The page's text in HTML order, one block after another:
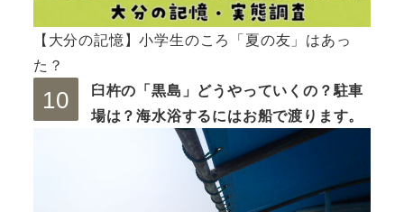
【大分の記憶】小学生のころ「夏の友」はあっ
た？
臼杵の「黒島」どうやっていくの？駐車
場は？海水浴するにはお船で渡ります。